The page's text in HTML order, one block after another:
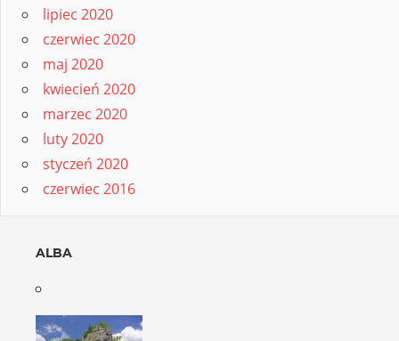
lipiec 2020
czerwiec 2020
maj 2020
kwiecień 2020
marzec 2020
luty 2020
styczeń 2020
czerwiec 2016
ALBA